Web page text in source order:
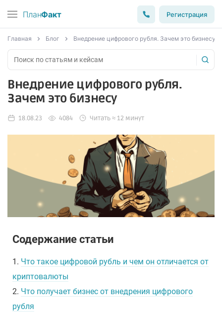
ПланФакт Регистрация
Главная Блог Внедрение цифрового рубля. Зачем это бизнесу
Внедрение цифрового рубля.
Зачем это бизнесу
18.08.23 4084 Читать ≈ 12 минут
Содержание статьи
1. Что такое цифровой рубль и чем он отличается от
криптовалюты
2. Что получает бизнес от внедрения цифрового
рубля